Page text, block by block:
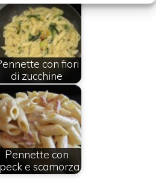
con fiori
di zucchine
Pennette con
e scamorza